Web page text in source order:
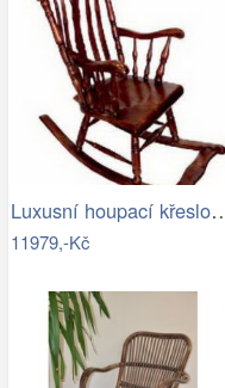
Luxusní
11979,-Kč